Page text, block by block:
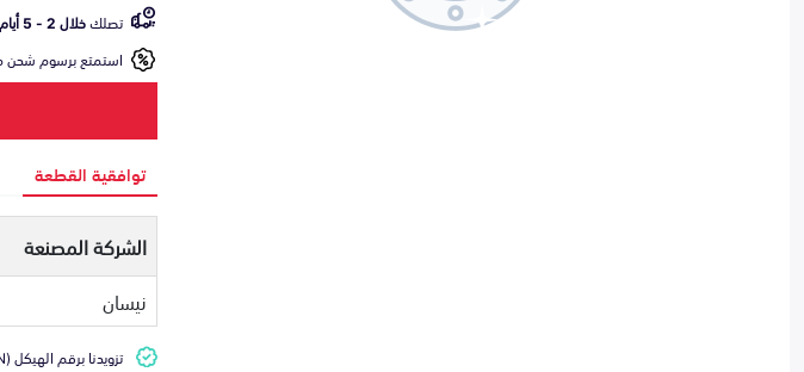
تصلكخلال 2 - 5 أيام عمل
استمتع برسوم شحن
توافقية القطعة
الشركة المصنعة
نيسان
تزويدنا برقم الهيكل (VIN) في صفحة السلة يضمن التطابق التام للقطعة مع سيارتك